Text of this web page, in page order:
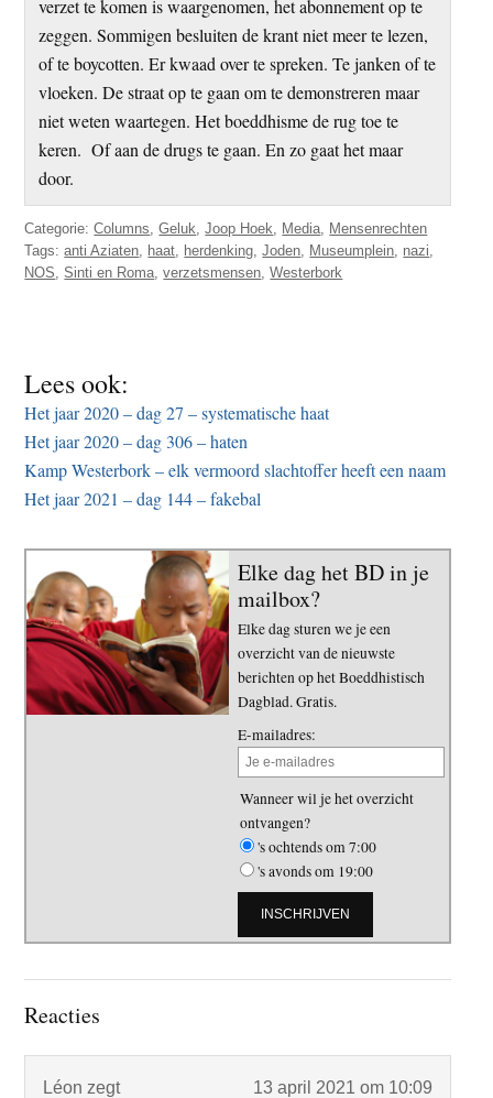
verzet te komen is waargenomen, het abonnement op te
zeggen. Sommigen besluiten de krant niet meer te lezen,
of te boycotten. Er kwaad over te spreken. Te janken of te
vloeken. De straat op te gaan om te demonstreren maar
niet weten waartegen. Het boeddhisme de rug toe te
keren. Of aan de drugs te gaan. En zo gaat het maar
door.
Categorie:Columns,Geluk,Joop Hoek, Media, Mensenrechten
Tags:anti Aziaten, haat, herdenking,Joden, Museumplein, nazi,
NOS,Sinti en Roma,verzetsmensen,Westerbork
Lees ook:
Het jaar 2020 – dag 27 – systematische haat
Het jaar 2020 – dag 306 – haten
Kamp Westerbork – elk vermoord slachtoffer heeft een naam
Het jaar 2021 – dag 144 – fakebal
Elke dag het BD in je
mailbox?
Elke dag sturen we je een
overzicht van de nieuwste
berichten op het Boeddhistisch
Dagblad. Gratis.
E-mailadres:
Wanneer wil je het overzicht
ontvangen?
's ochtends om 7:00
's avonds om 19:00
Lees
Reacties
Léon zegt 13 april 2021 om 10:09